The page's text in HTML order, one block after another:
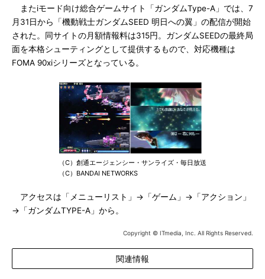
またiモード向け総合ゲームサイト「ガンダムType-A」では、7
月31日から「機動戦士ガンダムSEED 明日への翼」の配信が開始
された。同サイトの月額情報料は315円。ガンダムSEEDの最終局
面を本格シューティングとして提供するもので、対応機種は
FOMA 90xiシリーズとなっている。
（C）創通エージェンシー・サンライズ・毎日放送
（C）BANDAI NETWORKS
アクセスは「メニューリスト」→「ゲーム」→「アクション」
→「ガンダムTYPE-A」から。
Copyright © ITmedia, Inc. All Rights Reserved.
関連情報